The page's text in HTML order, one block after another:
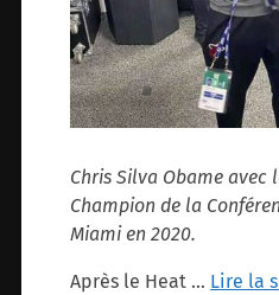
Chris Silva Obame avec
Champion de la
Miami en 2020.
Après le Heat … Lire la